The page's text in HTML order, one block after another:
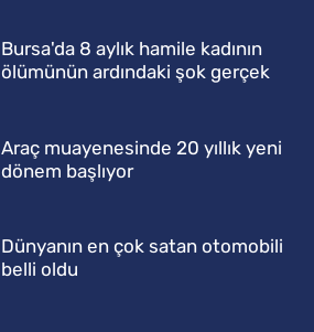
Bursa'da 8 aylık hamile kadının
ölümünün ardındaki şok gerçek
Araç muayenesinde 20 yıllık yeni
dönem başlıyor
Dünyanın en çok satan otomobili
belli oldu